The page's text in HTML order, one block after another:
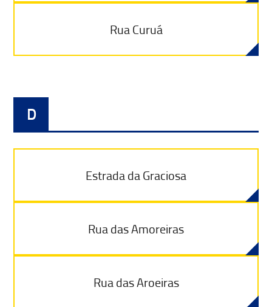
Rua Curuá
D
Estrada da Graciosa
Rua das Amoreiras
Rua das Aroeiras